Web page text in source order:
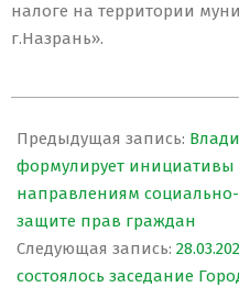
налоге на территории
г.Назрань».
03-
27
Предыдущая запись:
формулирует
направлениям
защите прав граждан
Следующая запись:
состоялось заседание